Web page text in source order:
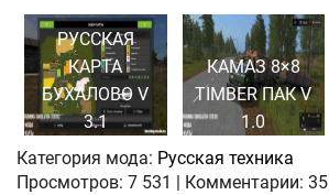
РУССКАЯ
КАРТА
БУХАЛОВО V
3.1
КАМАЗ 8×8
TIMBER ПАК V
1.0
Категория мода: Русская техника
Просмотров: 7 531 Комментарии: 35